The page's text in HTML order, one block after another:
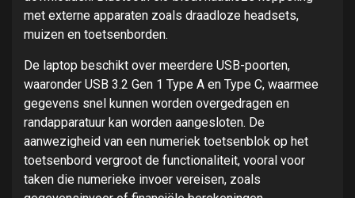
met externe apparaten zoals draadloze headsets,
muizen en toetsenborden.
De laptop beschikt over meerdere USB-poorten,
waaronder USB 3.2 Gen 1 Type A en Type C, waarmee
gegevens snel kunnen worden overgedragen en
randapparatuur kan worden aangesloten. De
aanwezigheid van een numeriek toetsenblok op het
toetsenbord vergroot de functionaliteit, vooral voor
taken die numerieke invoer vereisen, zoals